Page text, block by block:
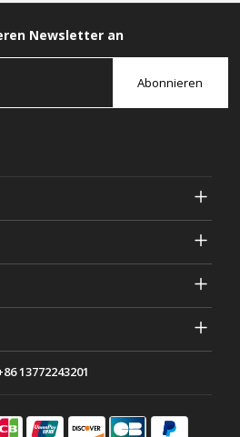
Newsletter an
Abonnieren
13772243201